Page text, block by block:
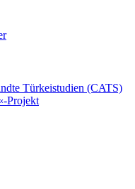
Türkeistudien (CATS)
Projekt